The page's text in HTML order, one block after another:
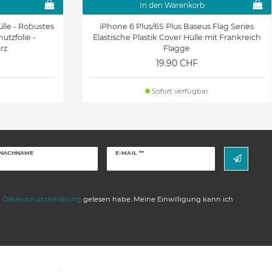
- Robustes
-
In den Warenkorb
iPhone 6 Plus/6S Plus Baseus Flag Series
Elastische Plastik Cover Hülle mit Frankreich
Flagge
19.90 CHF
Sofort verfügbar
E-MAIL **
Newsletter
Daten­schutz­erklärung gelesen habe. Meine Einwilligung kann ich